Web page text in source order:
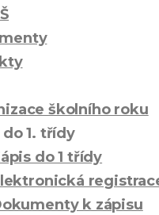
školního roku
do 1. třídy
do 1 třídy
k zápisu